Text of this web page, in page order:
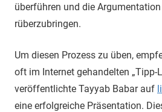
überführen und die
rüberzubringen.
Um diesen Prozess zu üben,
oft im Internet gehandelten „Tipp-
veröffentlichte Tayyab Babar auf
eine erfolgreiche Präsentation.